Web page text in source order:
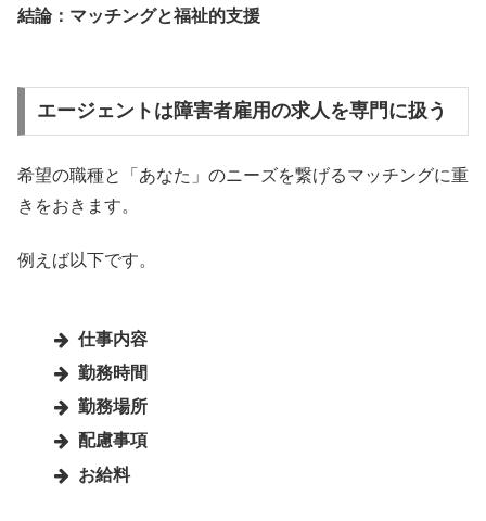
結論：マッチングと福祉的支援
エージェントは障害者雇用の求人を専門に扱う
希望の職種と「あなた」のニーズを繋げるマッチングに重
きをおきます。
例えば以下です。
仕事内容
勤務時間
勤務場所
配慮事項
お給料